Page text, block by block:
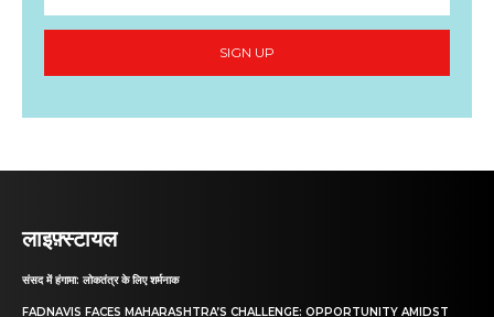
SIGN UP
लाइफ़्स्टायल
संसद में हंगामा: लोकतंत्र के लिए शर्मनाक
FADNAVIS FACES MAHARASHTRA’S CHALLENGE: OPPORTUNITY AMIDST